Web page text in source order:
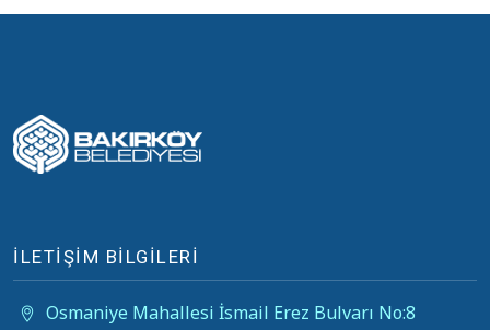
İLETİŞİM BİLGİLERİ
Osmaniye Mahallesi İsmail Erez Bulvarı No:8